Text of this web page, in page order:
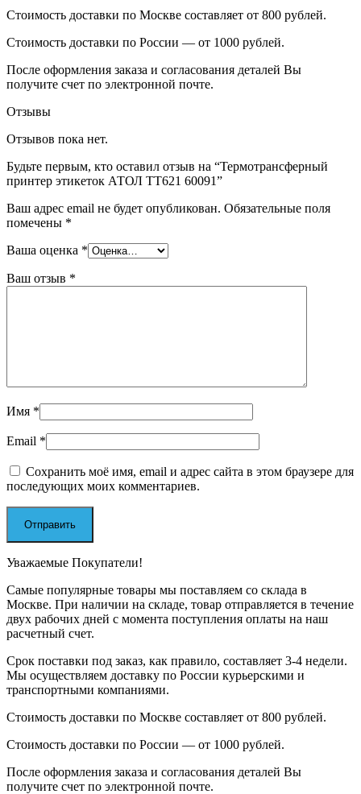
Стоимость доставки по Москве составляет от 800 рублей.
Стоимость доставки по России — от 1000 рублей.
После оформления заказа и согласования деталей Вы
получите счет по электронной почте.
Отзывы
Отзывов пока нет.
Будьте первым, кто оставил отзыв на “Термотрансферный
принтер этикеток АТОЛ TT621 60091”
Ваш адрес email не будет опубликован. Обязательные поля
помечены *
Ваша оценка *
Ваш отзыв *
Имя *
Email *
Сохранить моё имя, email и адрес сайта в этом браузере для
последующих моих комментариев.
Уважаемые Покупатели!
Самые популярные товары мы поставляем со склада в
Москве. При наличии на складе, товар отправляется в течение
двух рабочих дней с момента поступления оплаты на наш
расчетный счет.
Срок поставки под заказ, как правило, составляет 3-4 недели.
Мы осуществляем доставку по России курьерскими и
транспортными компаниями.
Стоимость доставки по Москве составляет от 800 рублей.
Стоимость доставки по России — от 1000 рублей.
После оформления заказа и согласования деталей Вы
получите счет по электронной почте.